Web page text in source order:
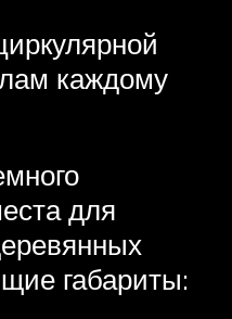
каждому
для
габариты: